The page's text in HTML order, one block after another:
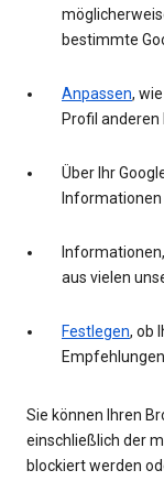
bestimmte
Anpassen,
Profil
Über Ihr
Informationen
aus vielen
Festlegen, ob
Sie können Ihren
einschließlich der
blockiert werden